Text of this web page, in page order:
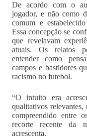
De acordo com o
jogador, e não como
comum e
Essa concepção se
que revelavam
atuais. Os relatos
entender como
campos e bastidores
racismo no futebol.
“O intuito era
qualitativos relevantes,
compreendido entre
recorte recente da
acrescenta.